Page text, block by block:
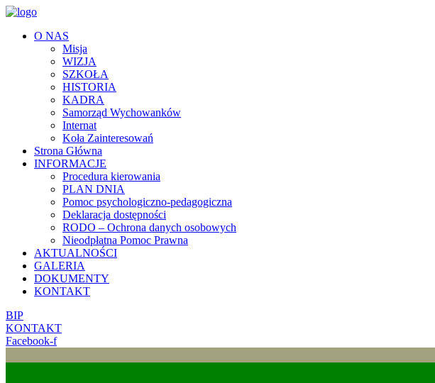
O NAS
Misja
WIZJA
SZKOŁA
HISTORIA
KADRA
Samorząd Wychowanków
Internat
Koła Zainteresowań
Strona Główna
INFORMACJE
Procedura kierowania
PLAN DNIA
Pomoc psychologiczno-pedagogiczna
Deklaracja dostępności
RODO – Ochrona danych osobowych
Nieodpłatna Pomoc Prawna
AKTUALNOŚCI
GALERIA
DOKUMENTY
KONTAKT
BIP
KONTAKT
Facebook-f